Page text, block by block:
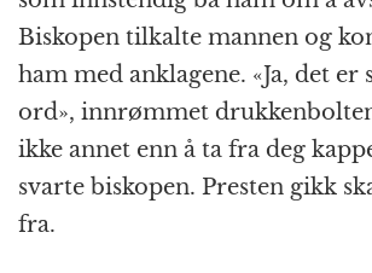
o
k
e
r
p
at m
Biskopen tilkalte mannen og
ham med anklagene. «Ja, det er
ord», innrømmet
ikke annet enn å ta fra deg
svarte biskopen. Presten gikk
fra.